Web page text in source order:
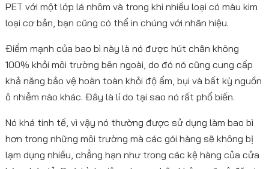
PET với một lớp lá nhôm và trong khi nhiều loại có màu kim
loại cơ bản, bạn cũng có thể in chúng với nhãn hiệu.
Điểm mạnh của bao bì này là nó được hút chân không
100% khỏi môi trường bên ngoài, do đó nó cũng cung cấp
khả năng bảo vệ hoàn toàn khỏi độ ẩm, bụi và bất kỳ nguồn
ô nhiễm nào khác. Đây là lí do tại sao nó rất phổ biến.
Nó khá tinh tế, vì vậy nó thường được sử dụng làm bao bì
hơn trong những môi trường mà các gói hàng sẽ không bị
lạm dụng nhiều, chẳng hạn như trong các kệ hàng của cửa